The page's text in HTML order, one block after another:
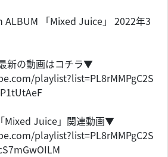
ALBUM 「Mixed Juice」 2022年3
新の動画はコチラ▼
playlist?list=PL8rMMPgC2S
Mixed Juice」関連動画▼
playlist?list=PL8rMMPgC2S